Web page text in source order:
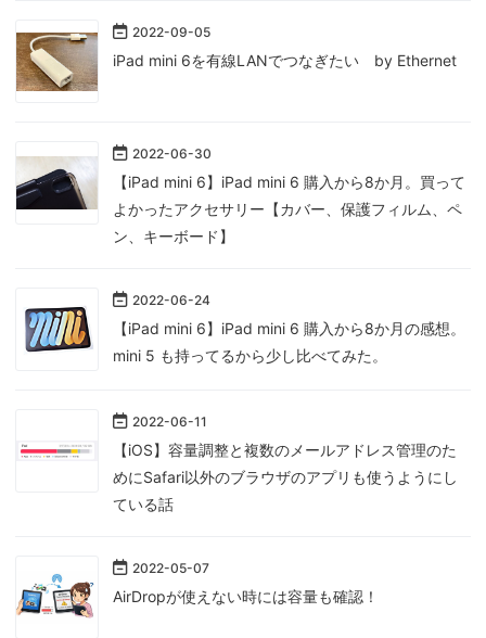
2022-09-05
iPad mini 6を有線LANでつなぎたい by Ethernet
2022-06-30
【iPad mini 6】iPad mini 6 購入から8か月。買って
よかったアクセサリー【カバー、保護フィルム、ペ
ン、キーボード】
2022-06-24
【iPad mini 6】iPad mini 6 購入から8か月の感想。
mini 5 も持ってるから少し比べてみた。
2022-06-11
【iOS】容量調整と複数のメールアドレス管理のた
めにSafari以外のブラウザのアプリも使うようにし
ている話
2022-05-07
AirDropが使えない時には容量も確認！